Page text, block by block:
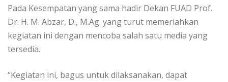
Pada Kesempatan yang sama hadir Dekan FUAD Prof.
Dr. H. M. Abzar, D., M.Ag. yang turut memeriahkan
kegiatan ini dengan mencoba salah satu media yang
tersedia.
“Kegiatan ini, bagus untuk dilaksanakan, dapat